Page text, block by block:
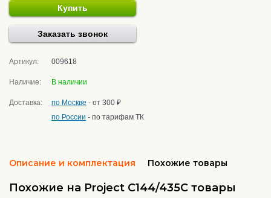
Купить
Заказать звонок
Артикул: 009618
Наличие: В наличии
Доставка: по Москве - от 300 ₽
по России - по тарифам ТК
Описание и комплектация Похожие товары
Похожие на Project C144/435C товары